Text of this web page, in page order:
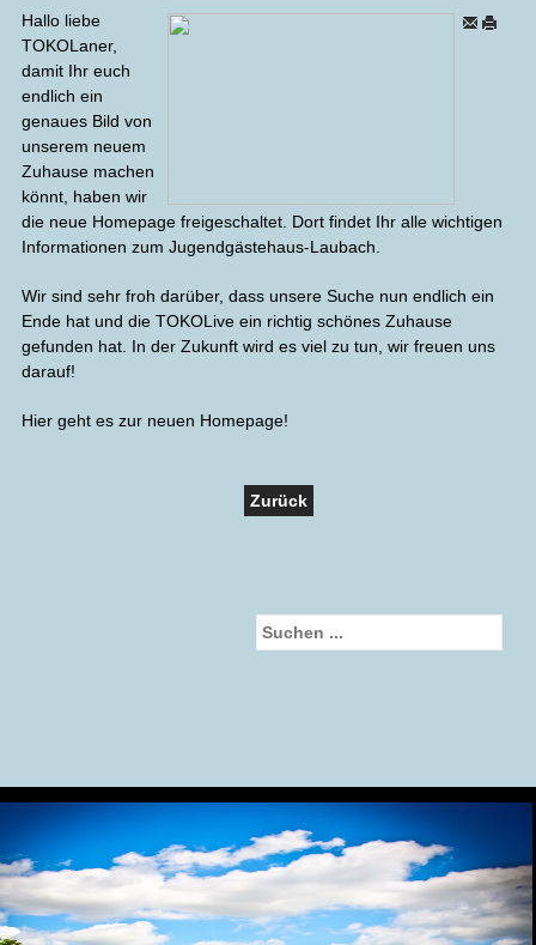
Hallo liebe
TOKOLaner,
damit Ihr euch
endlich ein
genaues Bild von
unserem neuem
Zuhause machen
könnt, haben wir
die neue Homepage freigeschaltet. Dort findet Ihr alle wichtigen
Informationen zum Jugendgästehaus-Laubach.
Wir sind sehr froh darüber, dass unsere Suche nun endlich ein
Ende hat und die TOKOLive ein richtig schönes Zuhause
gefunden hat. In der Zukunft wird es viel zu tun, wir freuen uns
darauf!
Hier geht es zur neuen Homepage!
Zurück